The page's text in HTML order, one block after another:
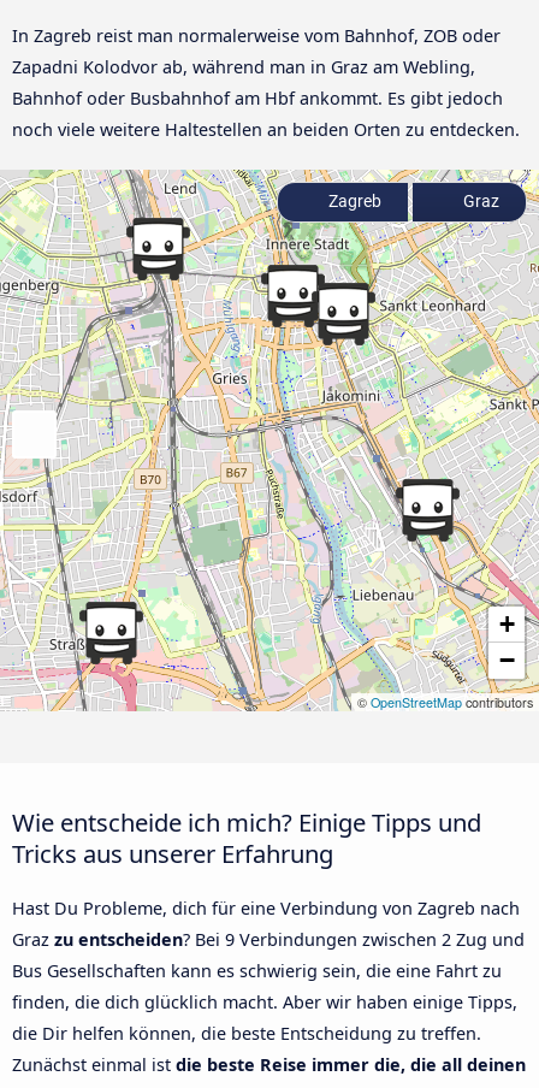
In Zagreb reist man normalerweise vom Bahnhof, ZOB oder
Zapadni Kolodvor ab, während man in Graz am Webling,
Bahnhof oder Busbahnhof am Hbf ankommt. Es gibt jedoch
noch viele weitere Haltestellen an beiden Orten zu entdecken.
+
−
© OpenStreetMap contributors
Zagreb Graz
Wie entscheide ich mich? Einige Tipps und
Tricks aus unserer Erfahrung
Hast Du Probleme, dich für eine Verbindung von Zagreb nach
Graz zu entscheiden? Bei 9 Verbindungen zwischen 2 Zug und
Bus Gesellschaften kann es schwierig sein, die eine Fahrt zu
finden, die dich glücklich macht. Aber wir haben einige Tipps,
die Dir helfen können, die beste Entscheidung zu treffen.
Zunächst einmal ist die beste Reise immer die, die all deinen